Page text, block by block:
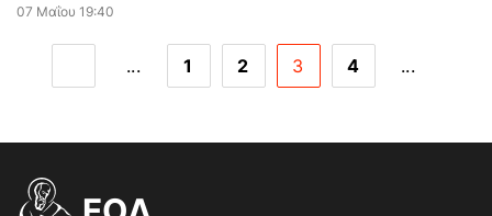
07 Μαΐου 19:40
... 1 2 3 4 ...